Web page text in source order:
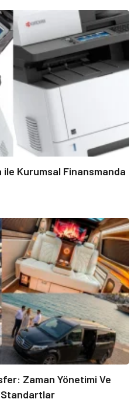
Kurumsal Finansmanda
Zaman Yönetimi Ve
Standartlar